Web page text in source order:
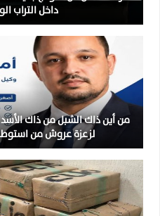
داخل التراب
من أين ذاك الشبل من ذاك
لزعزة عروش من